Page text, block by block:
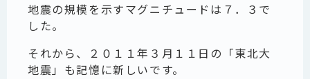
地震の規模を示すマグニチュードは７．３で
した。
それから、２０１１年３月１１日の「東北大
地震」も記憶に新しいです。